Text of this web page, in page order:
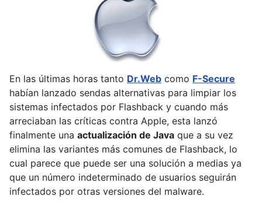
En las últimas horas tanto Dr.Web como F-Secure
habían lanzado sendas alternativas para limpiar los
sistemas infectados por Flashback y cuando más
arreciaban las críticas contra Apple, esta lanzó
finalmente una actualización de Java que a su vez
elimina las variantes más comunes de Flashback, lo
cual parece que puede ser una solución a medias ya
que un número indeterminado de usuarios seguirán
infectados por otras versiones del malware.